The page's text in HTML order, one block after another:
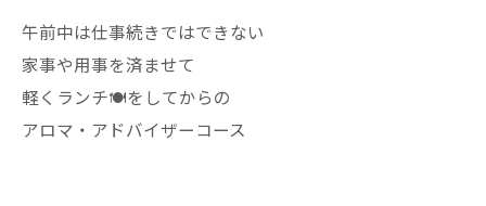
午前中は仕事続きではできない
家事や用事を済ませて
軽くランチ🍽️をしてからの
アロマ・アドバイザーコース